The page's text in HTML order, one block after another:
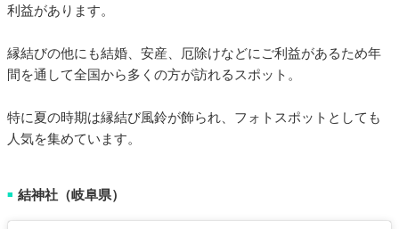
利益があります。
縁結びの他にも結婚、安産、厄除けなどにご利益があるため年
間を通して全国から多くの方が訪れるスポット。
特に夏の時期は縁結び風鈴が飾られ、フォトスポットとしても
人気を集めています。
■ 結神社（岐阜県）